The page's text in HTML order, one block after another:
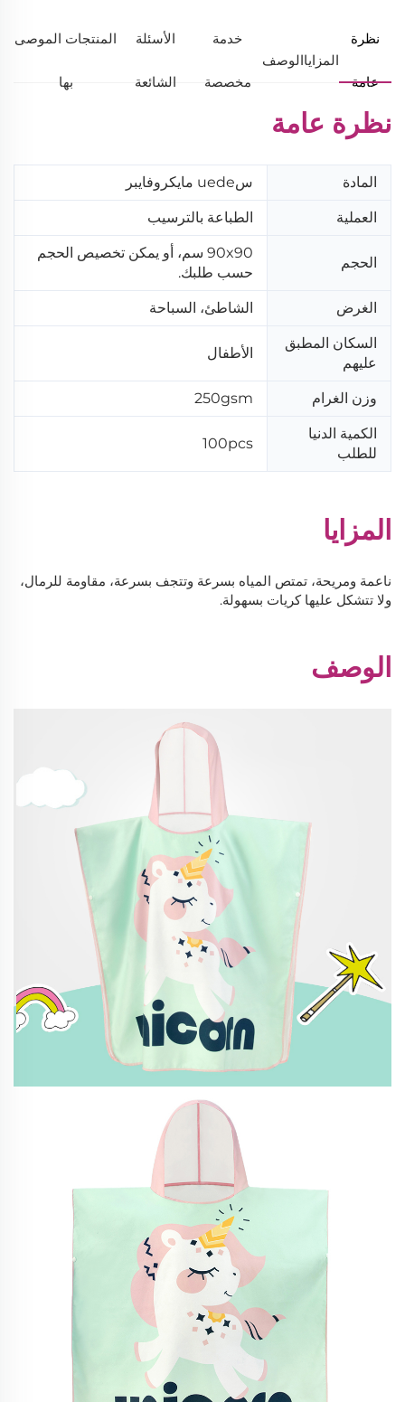
نظرة
عامة
المزاياالوصف
خدمة
مخصصة
الأسئلة
الشائعة
المنتجات الموصى
بها
نظرة عامة
المادة سuede مايكروفايبر
العملية الطباعة بالترسيب
الحجم
90x90 سم، أو يمكن تخصيص الحجم
حسب طلبك.
الغرض الشاطئ، السباحة
السكان المطبق
عليهم
الأطفال
وزن الغرام 250gsm
الكمية الدنيا
للطلب
100pcs
المزايا
ناعمة ومريحة، تمتص المياه بسرعة وتتجف بسرعة، مقاومة للرمال،
ولا تتشكل عليها كريات بسهولة.
الوصف